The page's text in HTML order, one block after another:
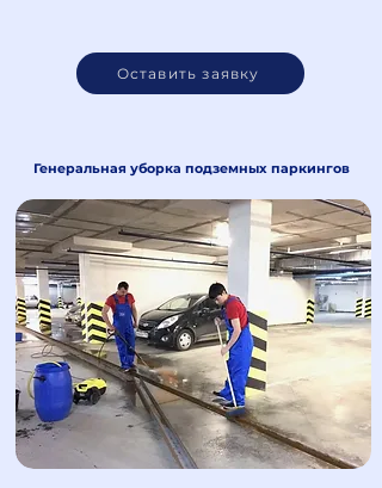
Оставить заявку
Генеральная уборка подземных паркингов